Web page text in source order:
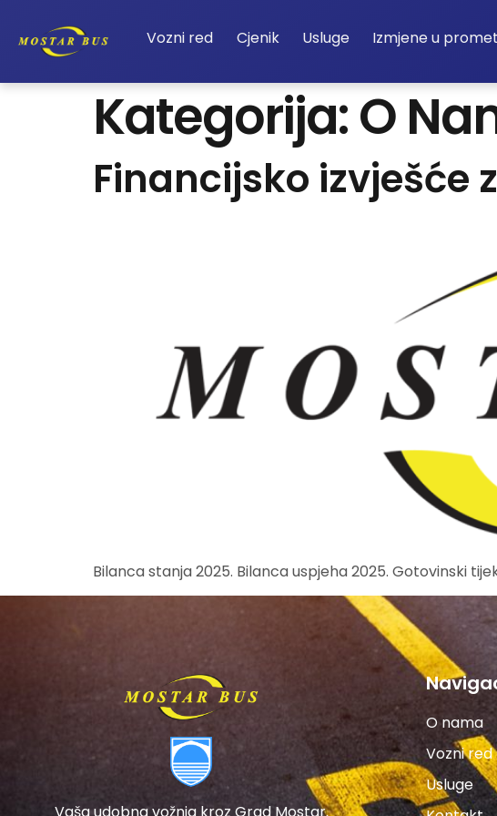
Vozni red Cjenik Usluge Izmjene u
Kategorija:O
Financijsko izvješće
Bilanca stanja 2025. Bilanca uspjeha 2025. Gotovinski
O nama
Vozni red
Usluge